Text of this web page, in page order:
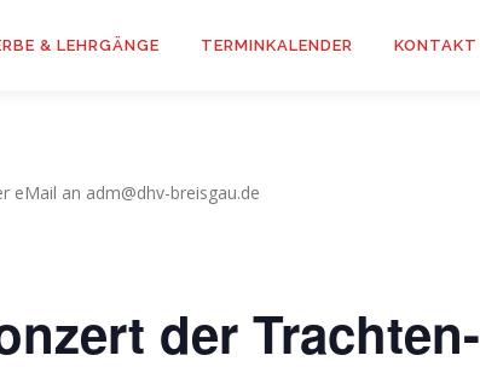
& LEHRGÄNGE TERMINKALENDER KONTAKT
eMail an adm@dhv-breisgau.de
der Trachten-